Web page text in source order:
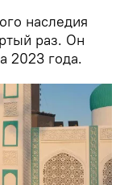
наследия
раз. Он
2023 года.